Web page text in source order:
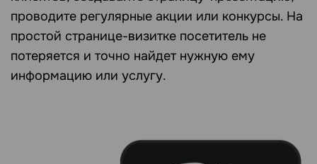
проводите регулярные акции или конкурсы. На
простой странице-визитке посетитель не
потеряется и точно найдет нужную ему
информацию или услугу.